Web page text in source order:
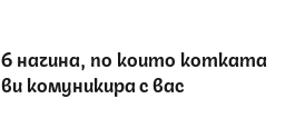
6 начина, по които котката
ви комуникира с вас